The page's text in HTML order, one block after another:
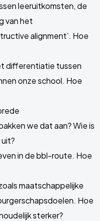
leeruitkomsten, de
van het
alignment’. Hoe
differentiatie tussen
onze school. Hoe
we dat aan? Wie is
in de bbl-route. Hoe
maatschappelijke
Hoe
sterker?